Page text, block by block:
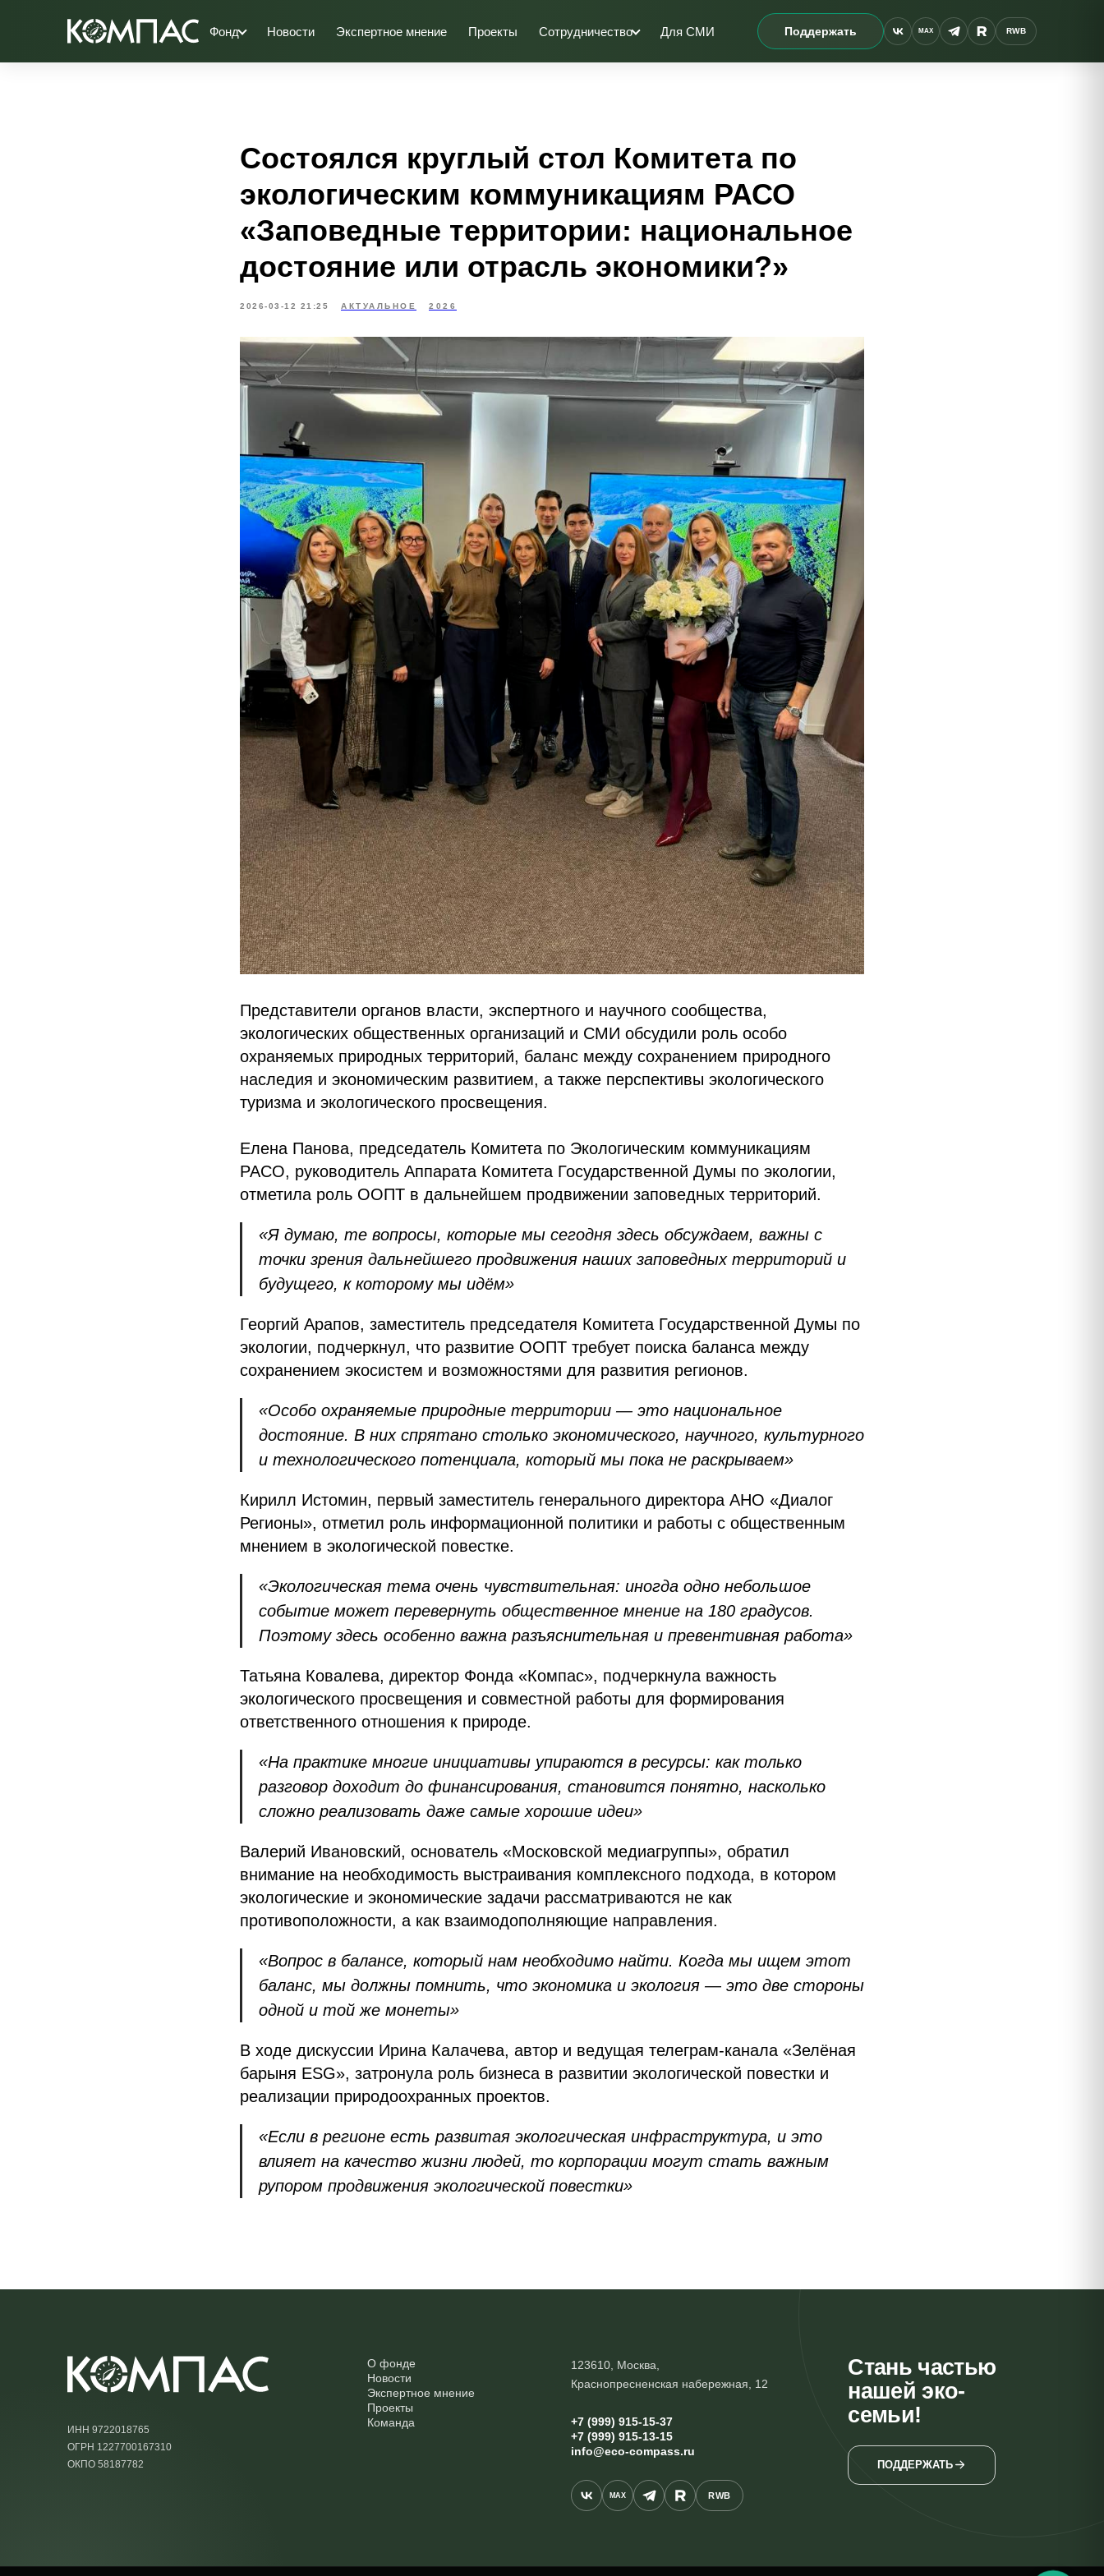
Фонд Новости Экспертное мнение Проекты Сотрудничество Для СМИ Поддержать MAX RWB
Состоялся круглый стол Комитета по
экологическим коммуникациям РАСО
«Заповедные территории: национальное
достояние или отрасль экономики?»
2026-03-12 21:25 АКТУАЛЬНОЕ 2026
Представители органов власти, экспертного и научного сообщества,
экологических общественных организаций и СМИ обсудили роль особо
охраняемых природных территорий, баланс между сохранением природного
наследия и экономическим развитием, а также перспективы экологического
туризма и экологического просвещения.
Елена Панова, председатель Комитета по Экологическим коммуникациям
РАСО, руководитель Аппарата Комитета Государственной Думы по экологии,
отметила роль ООПТ в дальнейшем продвижении заповедных территорий.
«Я думаю, те вопросы, которые мы сегодня здесь обсуждаем, важны с
точки зрения дальнейшего продвижения наших заповедных территорий и
будущего, к которому мы идём»
Георгий Арапов, заместитель председателя Комитета Государственной Думы по
экологии, подчеркнул, что развитие ООПТ требует поиска баланса между
сохранением экосистем и возможностями для развития регионов.
«Особо охраняемые природные территории — это национальное
достояние. В них спрятано столько экономического, научного, культурного
и технологического потенциала, который мы пока не раскрываем»
Кирилл Истомин, первый заместитель генерального директора АНО «Диалог
Регионы», отметил роль информационной политики и работы с общественным
мнением в экологической повестке.
«Экологическая тема очень чувствительная: иногда одно небольшое
событие может перевернуть общественное мнение на 180 градусов.
Поэтому здесь особенно важна разъяснительная и превентивная работа»
Татьяна Ковалева, директор Фонда «Компас», подчеркнула важность
экологического просвещения и совместной работы для формирования
ответственного отношения к природе.
«На практике многие инициативы упираются в ресурсы: как только
разговор доходит до финансирования, становится понятно, насколько
сложно реализовать даже самые хорошие идеи»
Валерий Ивановский, основатель «Московской медиагруппы», обратил
внимание на необходимость выстраивания комплексного подхода, в котором
экологические и экономические задачи рассматриваются не как
противоположности, а как взаимодополняющие направления.
«Вопрос в балансе, который нам необходимо найти. Когда мы ищем этот
баланс, мы должны помнить, что экономика и экология — это две стороны
одной и той же монеты»
В ходе дискуссии Ирина Калачева, автор и ведущая телеграм-канала «Зелёная
барыня ESG», затронула роль бизнеса в развитии экологической повестки и
реализации природоохранных проектов.
«Если в регионе есть развитая экологическая инфраструктура, и это
влияет на качество жизни людей, то корпорации могут стать важным
рупором продвижения экологической повестки»
ИНН 9722018765
ОГРН 1227700167310
ОКПО 58187782
О фонде
Новости
Экспертное мнение
Проекты
Команда
123610, Москва,
Краснопресненская набережная, 12
+7 (999) 915-15-37
+7 (999) 915-13-15
info@eco-compass.ru
MAX RWB
Стань частью
нашей эко-
семьи!
ПОДДЕРЖАТЬ